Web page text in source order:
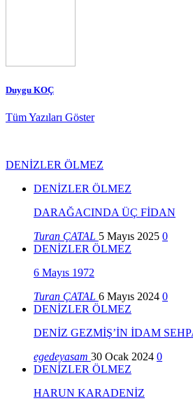
Duygu KOÇ
Tüm Yazıları Göster
DENİZLER ÖLMEZ
DENİZLER ÖLMEZ
DARAĞACINDA ÜÇ FİDAN
Turan ÇATAL 5 Mayıs 2025 0
DENİZLER ÖLMEZ
6 Mayıs 1972
Turan ÇATAL 6 Mayıs 2024 0
DENİZLER ÖLMEZ
DENİZ GEZMİŞ’İN İDAM
egedeyasam 30 Ocak 2024 0
DENİZLER ÖLMEZ
HARUN KARADENİZ